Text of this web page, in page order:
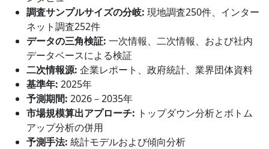
調査サンプルサイズの分岐: 現地調査250件、インター
ネット調査252件
データの三角検証: 一次情報、二次情報、および社内
データベースによる検証
二次情報源: 企業レポート、政府統計、業界団体資料
基準年: 2025年
予測期間: 2026－2035年
市場規模算出アプローチ: トップダウン分析とボトム
アップ分析の併用
予測手法: 統計モデルおよび傾向分析